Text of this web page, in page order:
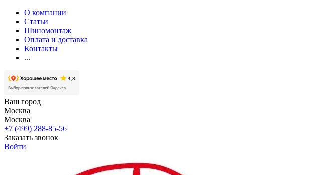
О компании
Статьи
Шиномонтаж
Оплата и доставка
Контакты
...
Ваш город
Москва
Москва
+7 (499) 288-85-56
Заказать звонок
Войти